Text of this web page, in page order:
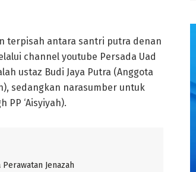
terpisah antara santri putra denan
channel youtube Persada Uad
ustaz Budi Jaya Putra (Anggota
sedangkan narasumber untuk
‘Aisyiyah).
Jenazah